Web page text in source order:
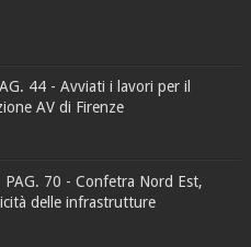
44 - Avviati i lavori per il
AV di Firenze
PAG. 70 - Confetra Nord Est,
delle infrastrutture